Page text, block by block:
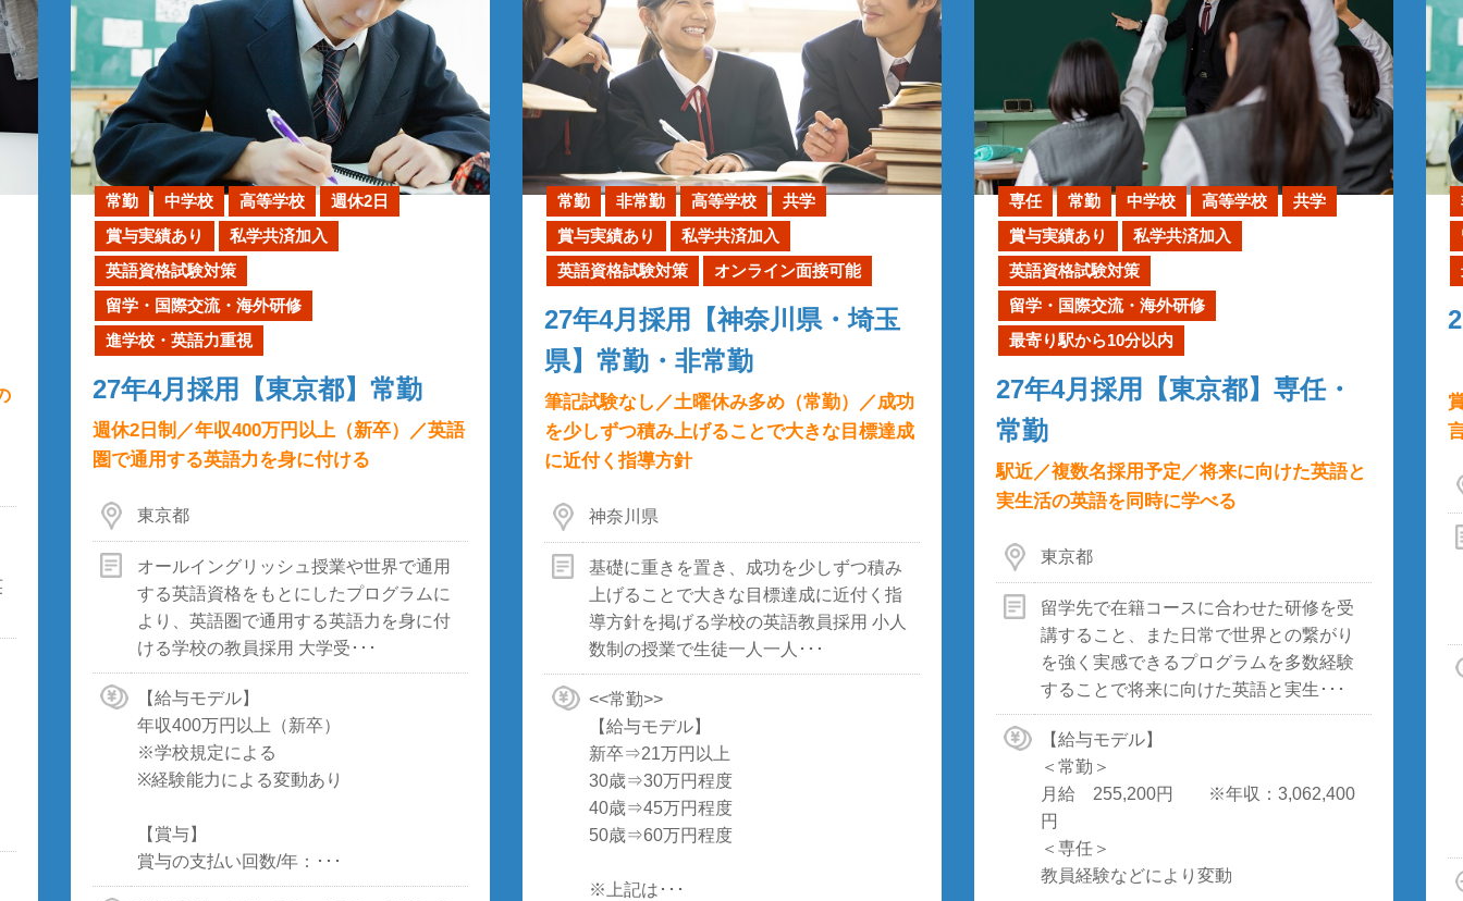
常勤 中学校 高等学校
週休2日
賞与実績あり
私学共済加入
英語資格試験対策
留学・国際交流・海外研修
進学校・英語力重視
27年4月採用【東京都】常勤
週休2日制／年収400万円以上（新卒）／英語
圏で通用する英語力を身に付ける
東京都
オールイングリッシュ授業や世界で通用
する英語資格をもとにしたプログラムに
より、英語圏で通用する英語力を身に付
ける学校の教員採用 大学受･･･
【給与モデル】
年収400万円以上（新卒）
※学校規定による
※経験能力による変動あり
【賞与】
賞与の支払い回数/年：･･･
常勤 非常勤 高等学校
共学
賞与実績あり
私学共済加入
英語資格試験対策
オンライン面接可能
27年4月採用【神奈川県・埼玉
県】常勤・非常勤
筆記試験なし／土曜休み多め（常勤）／成功
を少しずつ積み上げることで大きな目標達成
に近付く指導方針
神奈川県
基礎に重きを置き、成功を少しずつ積み
上げることで大きな目標達成に近付く指
導方針を掲げる学校の英語教員採用 小人
数制の授業で生徒一人一人･･･
<<常勤>>
【給与モデル】
新卒⇒21万円以上
30歳⇒30万円程度
40歳⇒45万円程度
50歳⇒60万円程度
※上記は･･･
専任 常勤 中学校 高等学校
共学
賞与実績あり
私学共済加入
英語資格試験対策
留学・国際交流・海外研修
最寄り駅から10分以内
27年4月採用【東京都】専任・
常勤
駅近／複数名採用予定／将来に向けた英語と
実生活の英語を同時に学べる
東京都
留学先で在籍コースに合わせた研修を受
講すること、また日常で世界との繋がり
を強く実感できるプログラムを多数経験
することで将来に向けた英語と実生･･･
【給与モデル】
＜常勤＞
月給 255,200円 ※年収：3,062,400
円
＜専任＞
教員経験などにより変動